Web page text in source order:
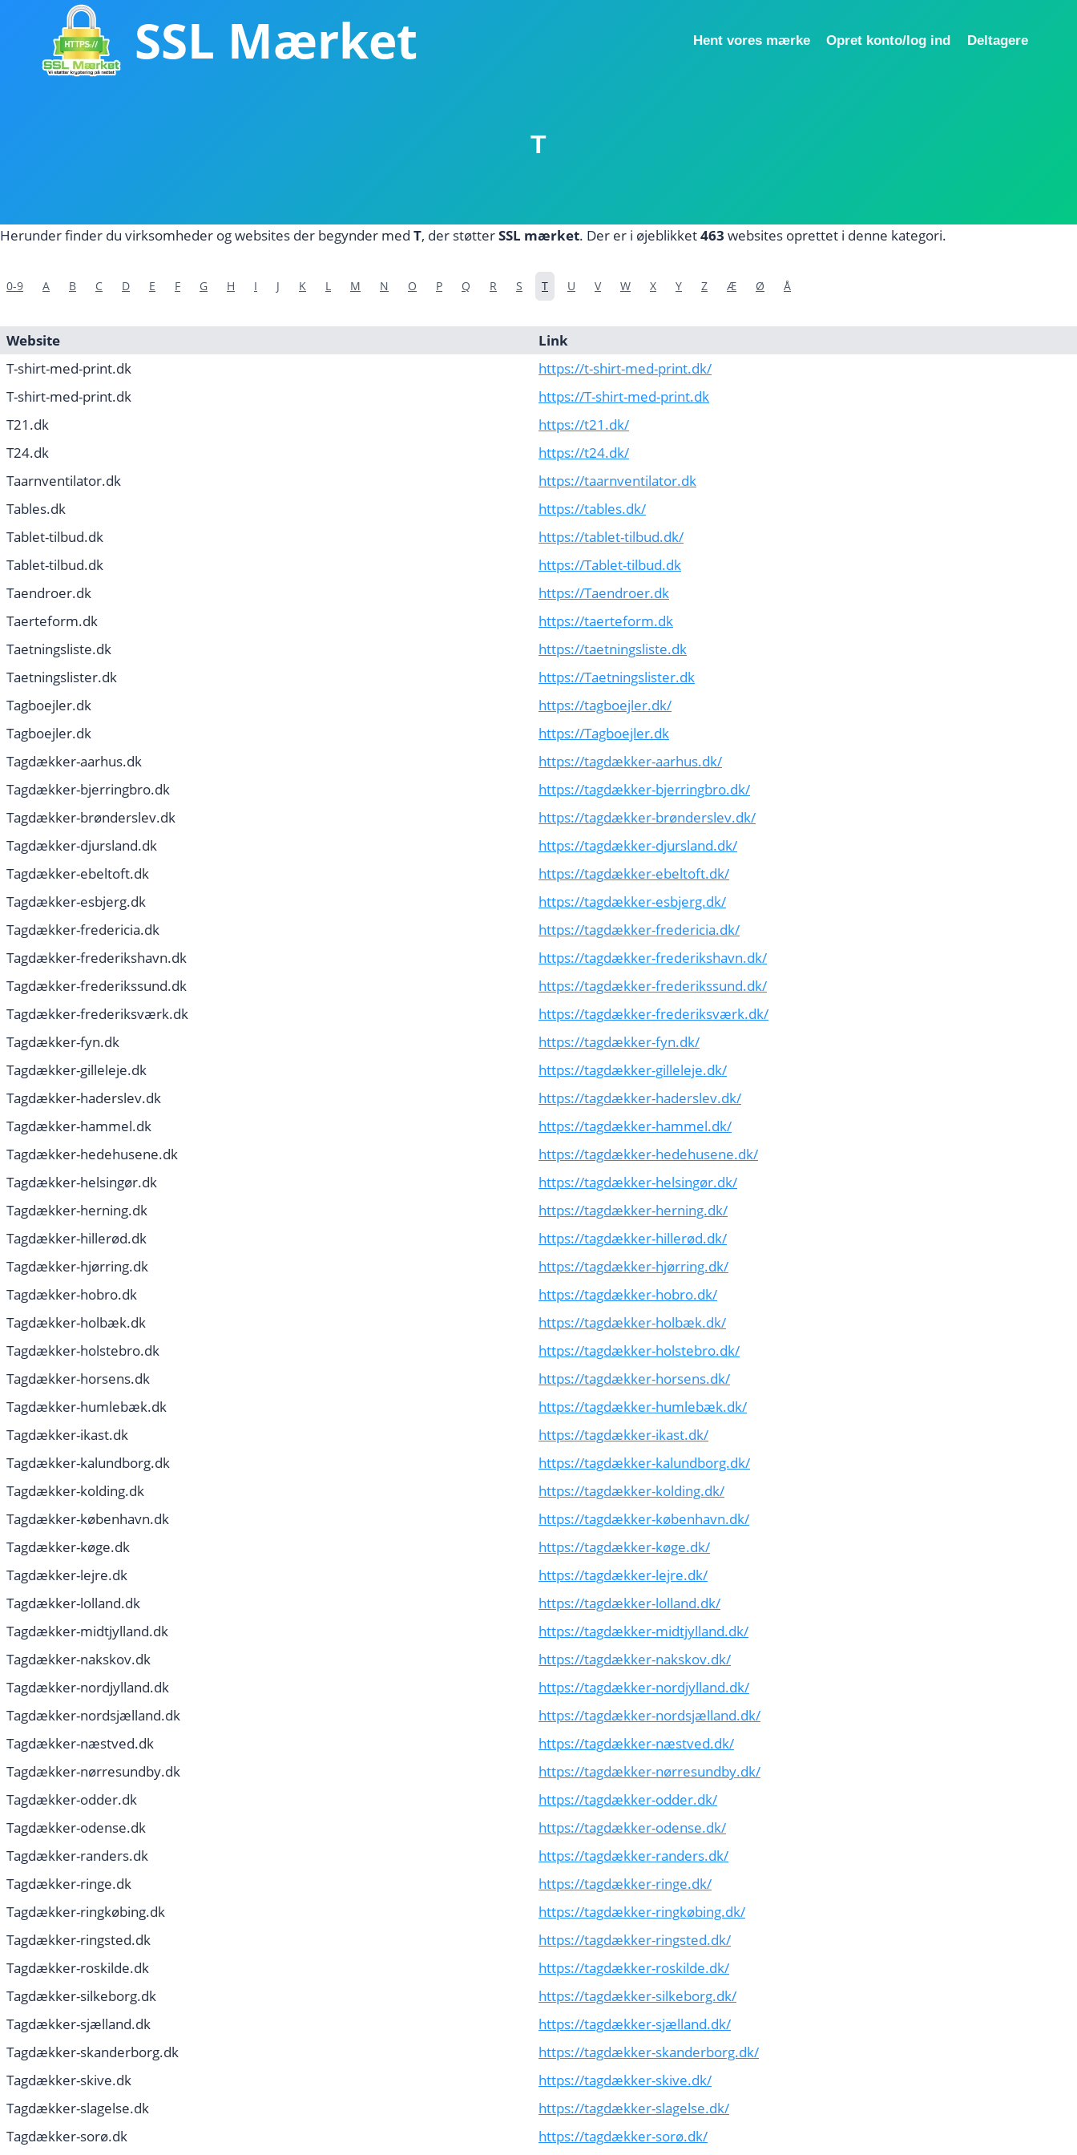
SSL Mærket Hent vores mærke Opret konto/log ind Deltagere
T
Herunder finder du virksomheder og websites der begynder med T, der støtterSSL mærket. Der er i øjeblikket463 websites oprettet i denne kategori.
0-9 A B C D E F G H I J K L M N O P Q R S T U V W X Y Z Æ Ø Å
Website
Link
T-shirt-med-print.dk
https://t-shirt-med-print.dk/
T-shirt-med-print.dk
https://T-shirt-med-print.dk
T21.dk
https://t21.dk/
T24.dk
https://t24.dk/
Taarnventilator.dk
https://taarnventilator.dk
Tables.dk
https://tables.dk/
Tablet-tilbud.dk
https://tablet-tilbud.dk/
Tablet-tilbud.dk
https://Tablet-tilbud.dk
Taendroer.dk
https://Taendroer.dk
Taerteform.dk
https://taerteform.dk
Taetningsliste.dk
https://taetningsliste.dk
Taetningslister.dk
https://Taetningslister.dk
Tagboejler.dk
https://tagboejler.dk/
Tagboejler.dk
https://Tagboejler.dk
Tagdækker-aarhus.dk
https://tagdækker-aarhus.dk/
Tagdækker-bjerringbro.dk
https://tagdækker-bjerringbro.dk/
Tagdækker-brønderslev.dk
https://tagdækker-brønderslev.dk/
Tagdækker-djursland.dk
https://tagdækker-djursland.dk/
Tagdækker-ebeltoft.dk
https://tagdækker-ebeltoft.dk/
Tagdækker-esbjerg.dk
https://tagdækker-esbjerg.dk/
Tagdækker-fredericia.dk
https://tagdækker-fredericia.dk/
Tagdækker-frederikshavn.dk
https://tagdækker-frederikshavn.dk/
Tagdækker-frederikssund.dk
https://tagdækker-frederikssund.dk/
Tagdækker-frederiksværk.dk
https://tagdækker-frederiksværk.dk/
Tagdækker-fyn.dk
https://tagdækker-fyn.dk/
Tagdækker-gilleleje.dk
https://tagdækker-gilleleje.dk/
Tagdækker-haderslev.dk
https://tagdækker-haderslev.dk/
Tagdækker-hammel.dk
https://tagdækker-hammel.dk/
Tagdækker-hedehusene.dk
https://tagdækker-hedehusene.dk/
Tagdækker-helsingør.dk
https://tagdækker-helsingør.dk/
Tagdækker-herning.dk
https://tagdækker-herning.dk/
Tagdækker-hillerød.dk
https://tagdækker-hillerød.dk/
Tagdækker-hjørring.dk
https://tagdækker-hjørring.dk/
Tagdækker-hobro.dk
https://tagdækker-hobro.dk/
Tagdækker-holbæk.dk
https://tagdækker-holbæk.dk/
Tagdækker-holstebro.dk
https://tagdækker-holstebro.dk/
Tagdækker-horsens.dk
https://tagdækker-horsens.dk/
Tagdækker-humlebæk.dk
https://tagdækker-humlebæk.dk/
Tagdækker-ikast.dk
https://tagdækker-ikast.dk/
Tagdækker-kalundborg.dk
https://tagdækker-kalundborg.dk/
Tagdækker-kolding.dk
https://tagdækker-kolding.dk/
Tagdækker-københavn.dk
https://tagdækker-københavn.dk/
Tagdækker-køge.dk
https://tagdækker-køge.dk/
Tagdækker-lejre.dk
https://tagdækker-lejre.dk/
Tagdækker-lolland.dk
https://tagdækker-lolland.dk/
Tagdækker-midtjylland.dk
https://tagdækker-midtjylland.dk/
Tagdækker-nakskov.dk
https://tagdækker-nakskov.dk/
Tagdækker-nordjylland.dk
https://tagdækker-nordjylland.dk/
Tagdækker-nordsjælland.dk
https://tagdækker-nordsjælland.dk/
Tagdækker-næstved.dk
https://tagdækker-næstved.dk/
Tagdækker-nørresundby.dk
https://tagdækker-nørresundby.dk/
Tagdækker-odder.dk
https://tagdækker-odder.dk/
Tagdækker-odense.dk
https://tagdækker-odense.dk/
Tagdækker-randers.dk
https://tagdækker-randers.dk/
Tagdækker-ringe.dk
https://tagdækker-ringe.dk/
Tagdækker-ringkøbing.dk
https://tagdækker-ringkøbing.dk/
Tagdækker-ringsted.dk
https://tagdækker-ringsted.dk/
Tagdækker-roskilde.dk
https://tagdækker-roskilde.dk/
Tagdækker-silkeborg.dk
https://tagdækker-silkeborg.dk/
Tagdækker-sjælland.dk
https://tagdækker-sjælland.dk/
Tagdækker-skanderborg.dk
https://tagdækker-skanderborg.dk/
Tagdækker-skive.dk
https://tagdækker-skive.dk/
Tagdækker-slagelse.dk
https://tagdækker-slagelse.dk/
Tagdækker-sorø.dk
https://tagdækker-sorø.dk/